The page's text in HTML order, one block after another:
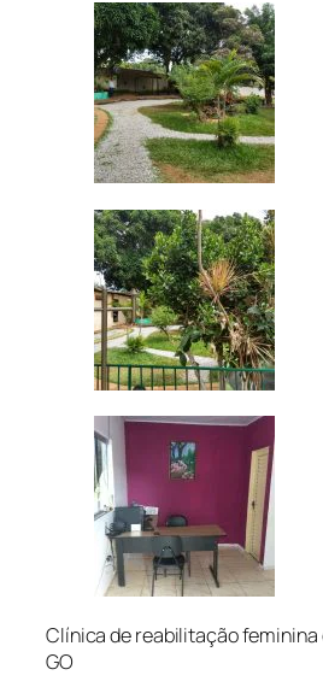
Clínica de reabilitação feminina
GO